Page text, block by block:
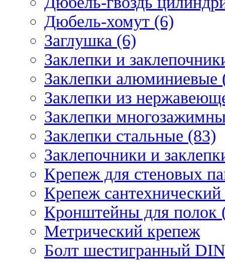
Дюбель-хомут (6)
Заглушка (6)
Заклепки и
Заклепки алюминиевые
Заклепки из
Заклепки
Заклепки стальные (83)
Заклепочники и
Крепеж для стеновых
Крепеж
Кронштейны для полок
Метрический крепеж
Болт шестигранный